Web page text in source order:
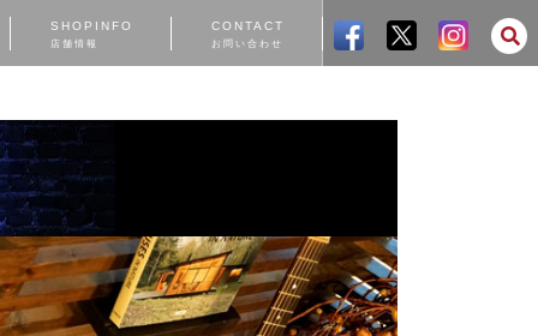
SHOPINFO
店舗情報
CONTACT
お問い合わせ